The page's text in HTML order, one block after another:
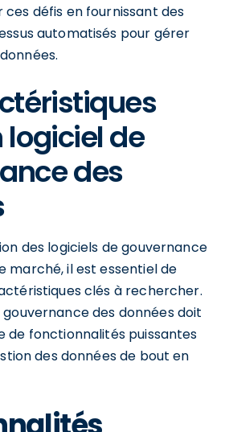
défis en fournissant des
automatisés pour gérer
de
des
des logiciels de gouvernance
marché, il est essentiel de
clés à rechercher.
des données doit
de fonctionnalités puissantes
des données de bout en